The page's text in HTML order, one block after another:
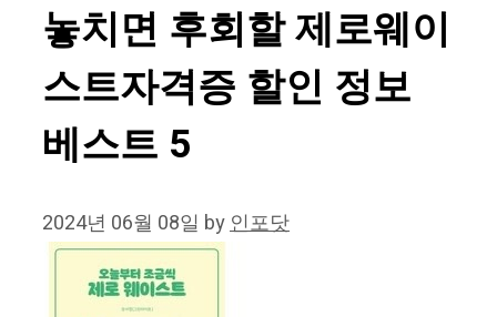
놓치면 후회할 제로웨이
스트자격증 할인 정보
베스트 5
2024년 06월 08일 by인포닷